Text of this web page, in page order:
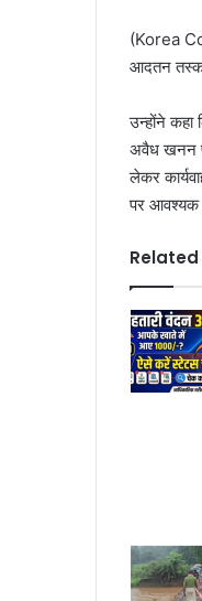
(Korea
आदतन
उन्होंने
अवैध खनन
लेकर
पर आवश्यक